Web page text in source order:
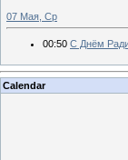
07 Мая, Ср
00:50 C Днём
Calendar